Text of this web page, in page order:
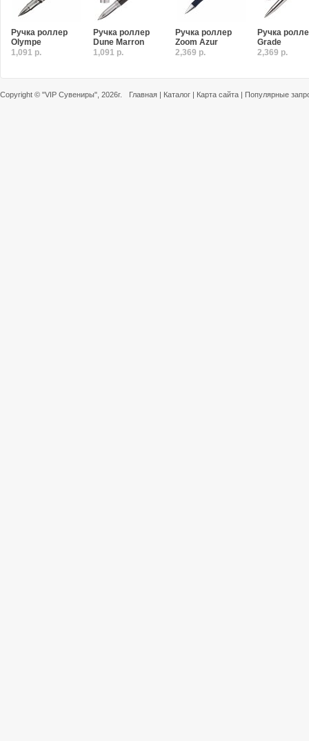
Ручка роллер
Olympe
1,091 р.
Ручка роллер
Dune Marron
1,091 р.
Ручка роллер
Zoom Azur
2,369 р.
Ручка
Grade
2,369 р.
Copyright © "VIP Сувениры" , 2026г. Главная | Каталог | Карта сайта | Популярные